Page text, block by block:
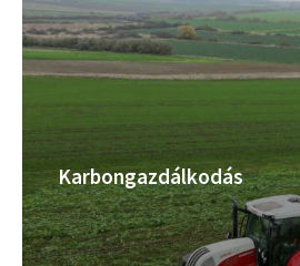
Karbongazdálkodás